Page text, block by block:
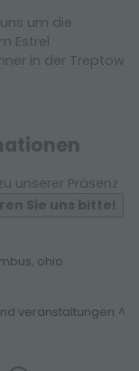
um die
Estrel
in der Treptow
unserer Präsenz
Sie uns bitte!
ohio
veranstaltungen